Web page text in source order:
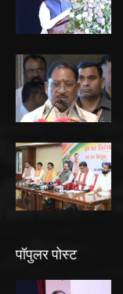
पॉपुलर पोस्ट